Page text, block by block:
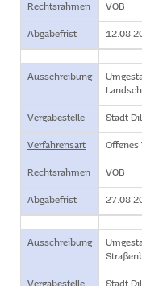
Rechtsrahmen VOB
Abgabefrist
Ausschreibung
Vergabestelle Stadt
Verfahrensart Offenes
Rechtsrahmen VOB
Abgabefrist
Ausschreibung